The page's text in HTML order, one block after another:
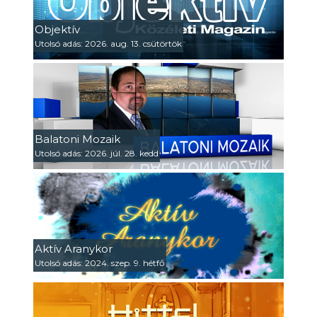
Objektív
Utolsó adás: 2026. aug. 13. csütörtök
Balatoni Mozaik
Utolsó adás: 2026. júl. 28. kedd
Aktív Aranykor
Utolsó adás: 2024. szep. 9. hétfő